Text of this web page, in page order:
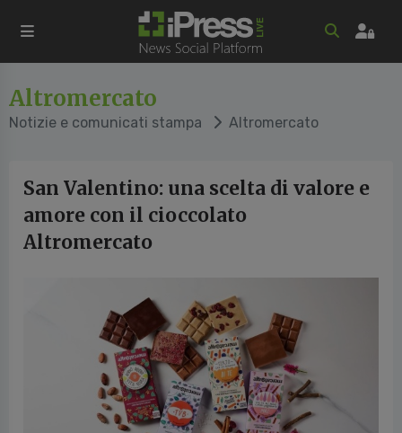
Altromercato
Notizie e comunicati stampa Altromercato
San Valentino: una scelta di valore e
amore con il cioccolato
Altromercato